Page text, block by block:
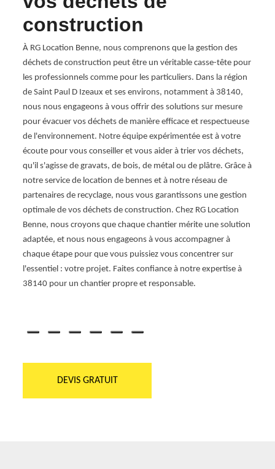
construction
À RG Location Benne, nous comprenons que la gestion des
déchets de construction peut être un véritable casse-tête pour
les professionnels comme pour les particuliers. Dans la région
de Saint Paul D Izeaux et ses environs, notamment à 38140,
nous nous engageons à vous offrir des solutions sur mesure
pour évacuer vos déchets de manière efficace et respectueuse
de l'environnement. Notre équipe expérimentée est à votre
écoute pour vous conseiller et vous aider à trier vos déchets,
qu'il s'agisse de gravats, de bois, de métal ou de plâtre. Grâce à
notre service de location de bennes et à notre réseau de
partenaires de recyclage, nous vous garantissons une gestion
optimale de vos déchets de construction. Chez RG Location
Benne, nous croyons que chaque chantier mérite une solution
adaptée, et nous nous engageons à vous accompagner à
chaque étape pour que vous puissiez vous concentrer sur
l'essentiel : votre projet. Faites confiance à notre expertise à
38140 pour un chantier propre et responsable.
DEVIS GRATUIT